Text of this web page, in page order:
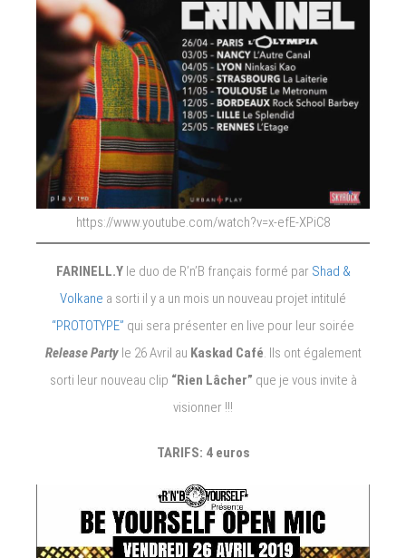
https://www.youtube.com/watch?v=x-efE-XPiC8
FARINELL.Yle duo de R’n’B français formé par Shad &
Volkane a sorti il y a un mois un nouveau projet intitulé
“PROTOTYPE” qui sera présenter en live pour leur soirée
Release Party le 26 Avril au Kaskad Café. Ils ont également
sorti leur nouveau clip “Rien Lâcher” que je vous invite à
visionner !!!
TARIFS: 4 euros